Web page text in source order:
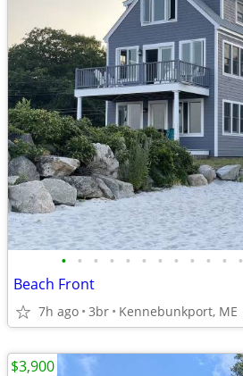
• • • • • • • • • • • •
Beach Front
7h ago 3br Kennebunkport, ME
$3,900